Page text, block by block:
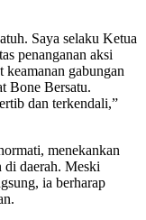
Saya selaku Ketua
penanganan aksi
gabungan
Bone Bersatu.
dan terkendali,”
menekankan
di daerah. Meski
ia berharap